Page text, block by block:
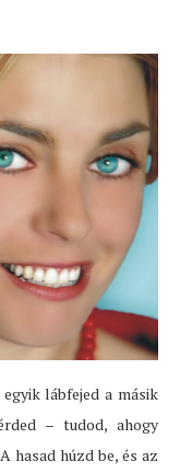
lábfejed a másik
– tudod, ahogy
hasad húzd be, és az